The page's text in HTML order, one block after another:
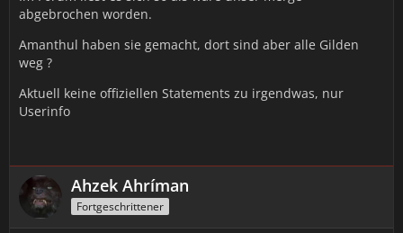
abgebrochen worden.
Amanthul haben sie gemacht, dort sind aber alle Gilden
weg ?
Aktuell keine offiziellen Statements zu irgendwas, nur
Userinfo
Ahzek Ahríman
Fortgeschrittener